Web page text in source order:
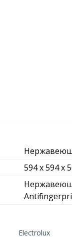
594 x 594 x
Electrolux